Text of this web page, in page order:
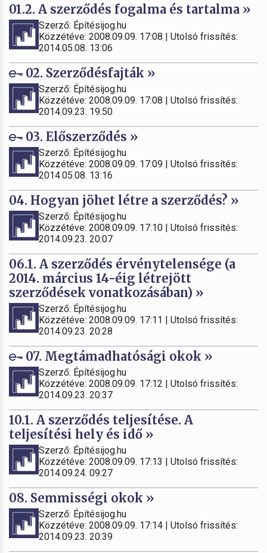
01.2. A szerződés fogalma és tartalma »
Szerző: Építésijog.hu
Közzétéve: 2008.09.09. 17:08 | Utolsó frissítés:
2014.05.08. 13:06
02. Szerződésfajták »
Szerző: Építésijog.hu
Közzétéve: 2008.09.09. 17:08 | Utolsó frissítés:
2014.09.23. 19:50
03. Előszerződés »
Szerző: Építésijog.hu
Közzétéve: 2008.09.09. 17:09 | Utolsó frissítés:
2014.05.08. 13:16
04. Hogyan jöhet létre a szerződés? »
Szerző: Építésijog.hu
Közzétéve: 2008.09.09. 17:10 | Utolsó frissítés:
2014.09.23. 20:07
06.1. A szerződés érvénytelensége (a
2014. március 14-éig létrejött
szerződések vonatkozásában) »
Szerző: Építésijog.hu
Közzétéve: 2008.09.09. 17:11 | Utolsó frissítés:
2014.09.23. 20:28
07. Megtámadhatósági okok »
Szerző: Építésijog.hu
Közzétéve: 2008.09.09. 17:12 | Utolsó frissítés:
2014.09.23. 20:37
10.1. A szerződés teljesítése. A
teljesítési hely és idő »
Szerző: Építésijog.hu
Közzétéve: 2008.09.09. 17:13 | Utolsó frissítés:
2014.09.24. 09:27
08. Semmisségi okok »
Szerző: Építésijog.hu
Közzétéve: 2008.09.09. 17:14 | Utolsó frissítés:
2014.09.23. 20:39